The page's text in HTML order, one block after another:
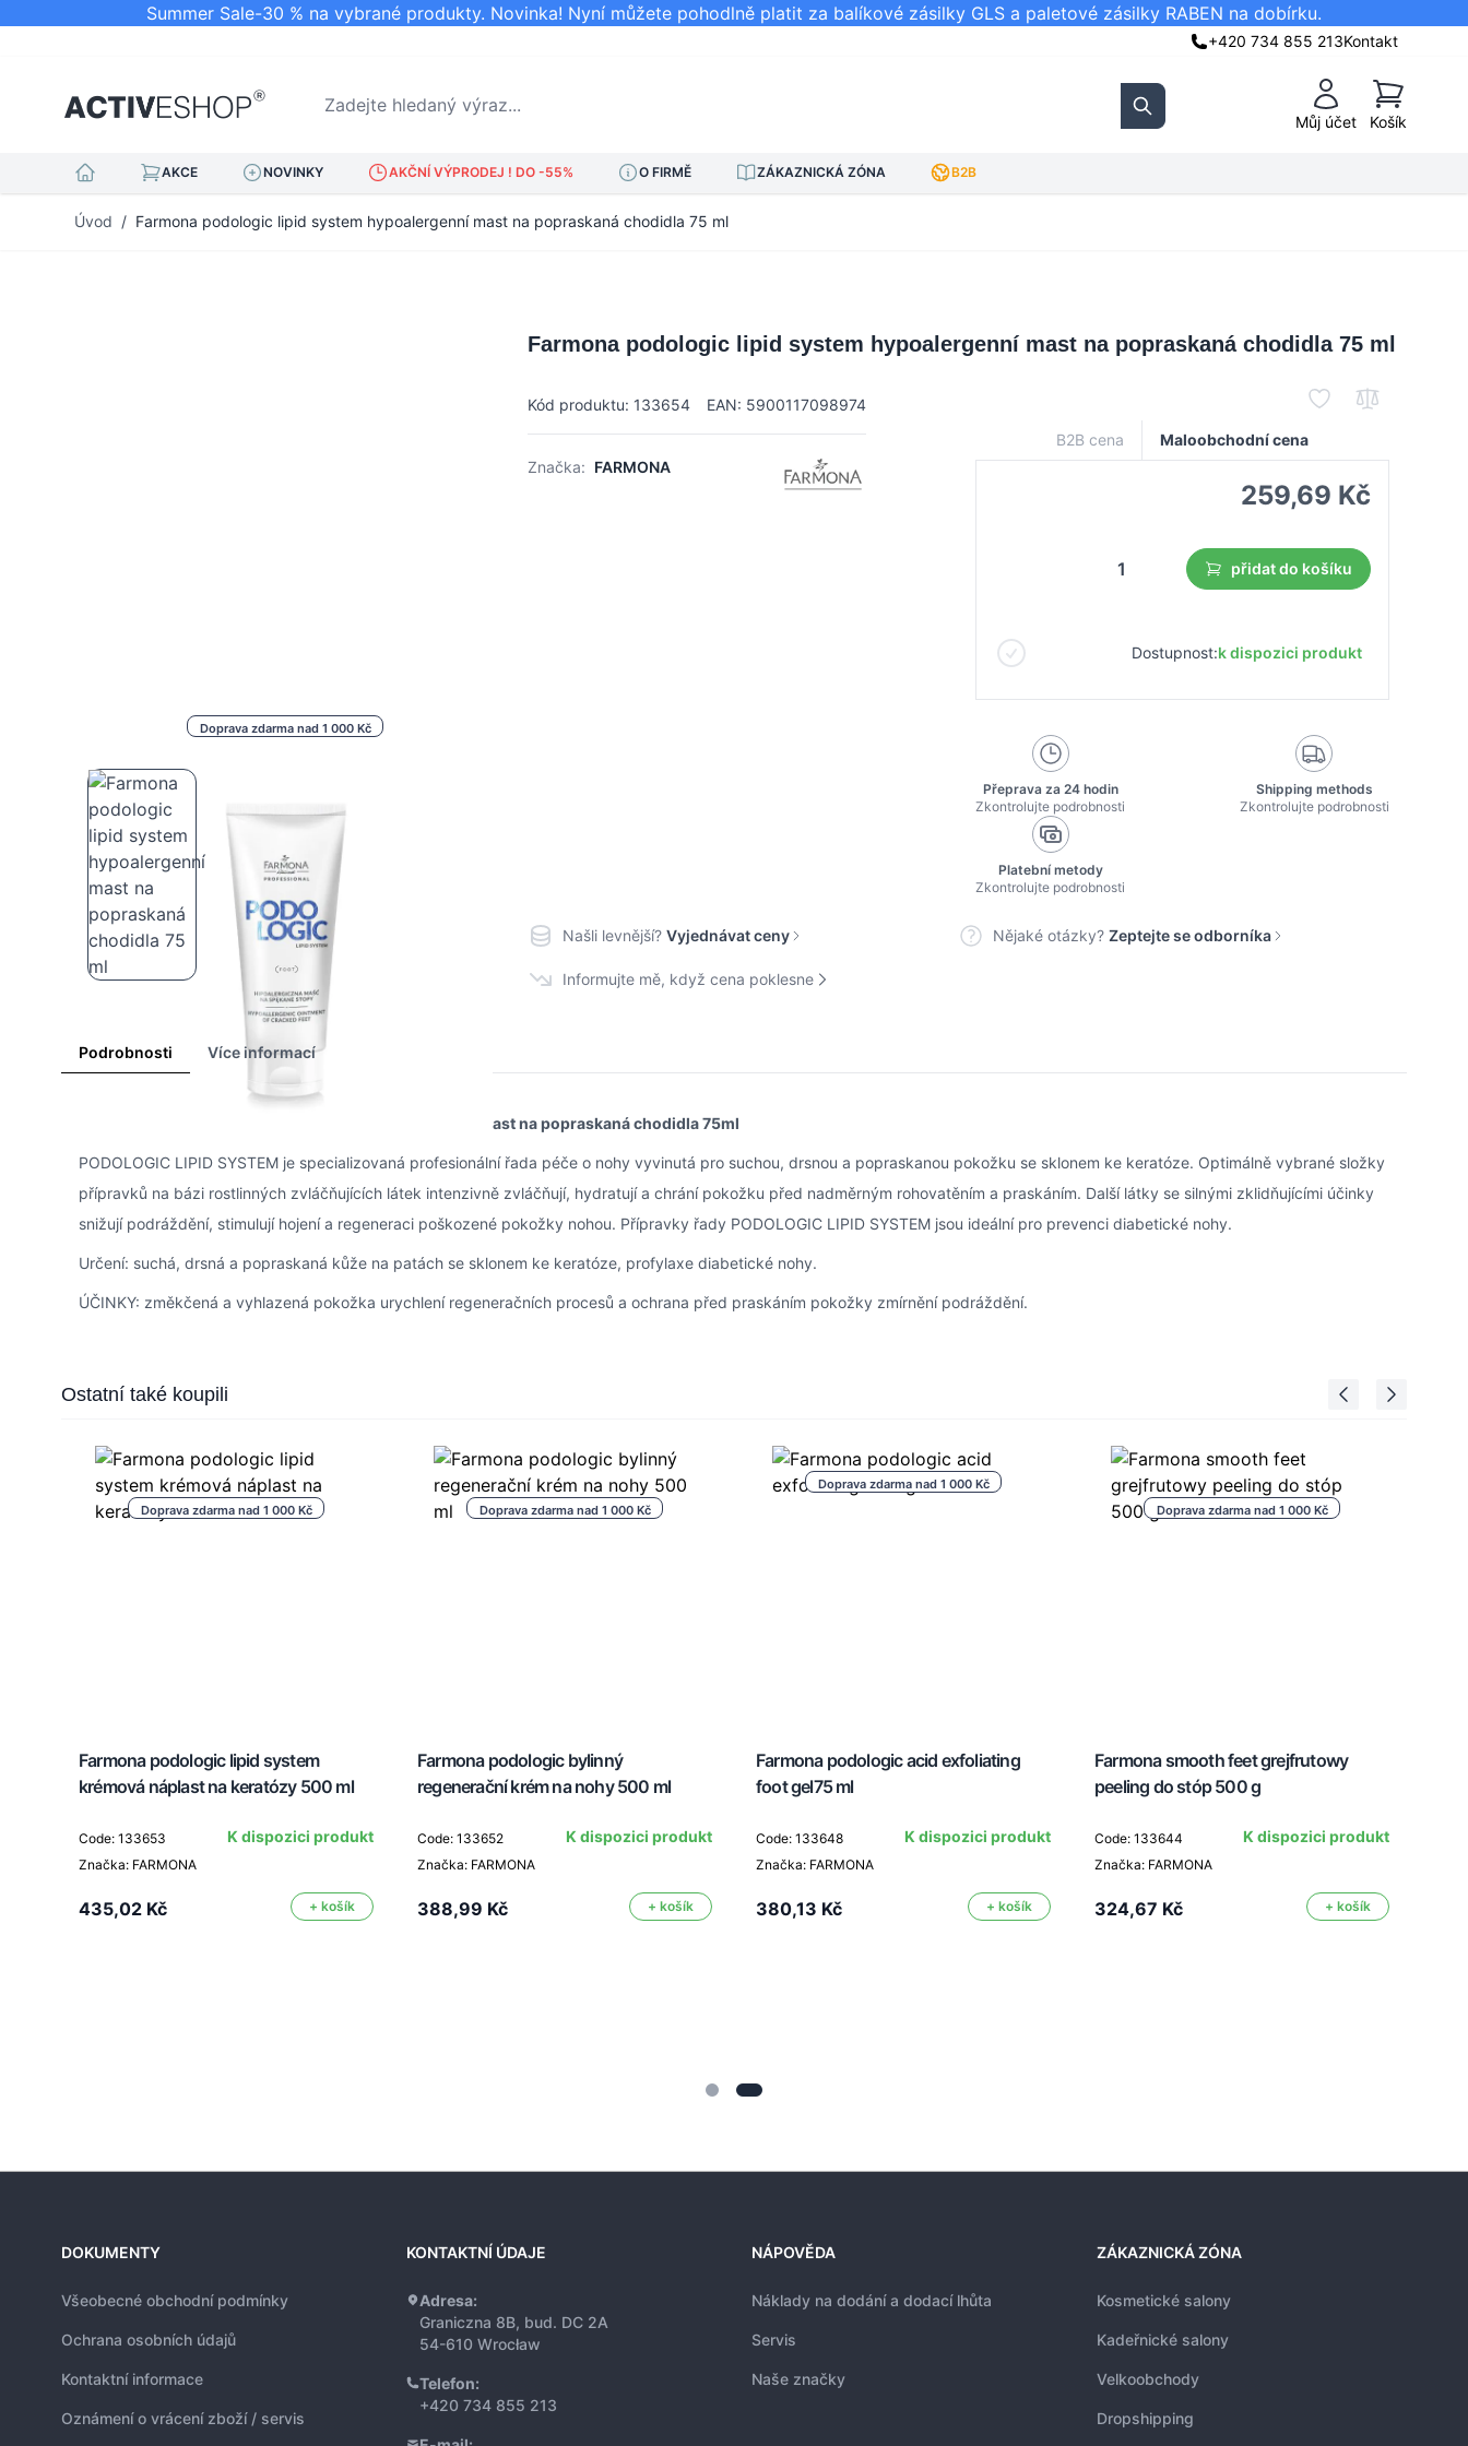
Summer Sale-30 % na vybrané produkty. Novinka! Nyní můžete pohodlně platit za balíkové zásilky GLS a paletové zásilky RABEN na dobírku.
+420 734 855 213Kontakt
Zadejte hledaný výraz...
Search Můj účet
Košík
Košík
AKCE NOVINKY AKČNÍ VÝPRODEJ ! DO -55% O FIRMĚ ZÁKAZNICKÁ ZÓNA B2B
Úvod / Farmona podologic lipid system hypoalergenní mast na popraskaná chodidla 75 ml
Doprava zdarma nad 1 000 Kč
Farmona podologic lipid system hypoalergenní mast na popraskaná chodidla 75 ml
Kód produktu: 133654 EAN: 5900117098974
Značka: FARMONA
B2B cena Maloobchodní cena
259,69 Kč
přidat do košíku
Dostupnost:k dispozici produkt
Přeprava za 24 hodin
Zkontrolujte podrobnosti
Shipping methods
Zkontrolujte podrobnosti
Platební metody
Zkontrolujte podrobnosti
Našli levnější? Vyjednávat ceny Nějaké otázky? Zeptejte se odborníka
Informujte mě, když cena poklesne
Podrobnosti Více informací
FARMONA PODOLOGIC LIPID SYSTEM Hypoalergenní mast na popraskaná chodidla 75ml
PODOLOGIC LIPID SYSTEM je specializovaná profesionální řada péče o nohy vyvinutá pro suchou, drsnou a popraskanou pokožku se sklonem ke keratóze. Optimálně vybrané složky
přípravků na bázi rostlinných zvláčňujících látek intenzivně zvláčňují, hydratují a chrání pokožku před nadměrným rohovatěním a praskáním. Další látky se silnými zklidňujícími účinky
snižují podráždění, stimulují hojení a regeneraci poškozené pokožky nohou. Přípravky řady PODOLOGIC LIPID SYSTEM jsou ideální pro prevenci diabetické nohy.
Určení: suchá, drsná a popraskaná kůže na patách se sklonem ke keratóze, profylaxe diabetické nohy.
ÚČINKY: změkčená a vyhlazená pokožka urychlení regeneračních procesů a ochrana před praskáním pokožky zmírnění podráždění.
Press to skip carousel
Ostatní také koupili
Doprava zdarma nad 1 000 Kč
Farmona podologic lipid system
krémová náplast na keratózy 500 ml
Code: 133653
Značka: FARMONA
K dispozici produkt
435,02 Kč + košík
Doprava zdarma nad 1 000 Kč
Farmona podologic bylinný
regenerační krém na nohy 500 ml
Code: 133652
Značka: FARMONA
K dispozici produkt
388,99 Kč + košík
Doprava zdarma nad 1 000 Kč
Farmona podologic acid exfoliating
foot gel75 ml
Code: 133648
Značka: FARMONA
K dispozici produkt
380,13 Kč + košík
Doprava zdarma nad 1 000 Kč
Farmona smooth feet grejfrutowy
peeling do stóp 500 g
Code: 133644
Značka: FARMONA
K dispozici produkt
324,67 Kč + košík
DOKUMENTY
Všeobecné obchodní podmínky
Ochrana osobních údajů
Kontaktní informace
Oznámení o vrácení zboží / servis
KONTAKTNÍ ÚDAJE
Adresa:
Graniczna 8B, bud. DC 2A
54-610 Wrocław
Telefon:
+420 734 855 213
NÁPOVĚDA
Náklady na dodání a dodací lhůta
Servis
Naše značky
ZÁKAZNICKÁ ZÓNA
Kosmetické salony
Kadeřnické salony
Velkoobchody
Dropshipping